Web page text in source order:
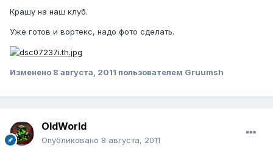
Крашу на наш клуб.
Уже готов и вортекс, надо фото сделать.
Изменено 8 августа, 2011 пользователем Gruumsh
OldWorld
Опубликовано 8 августа, 2011